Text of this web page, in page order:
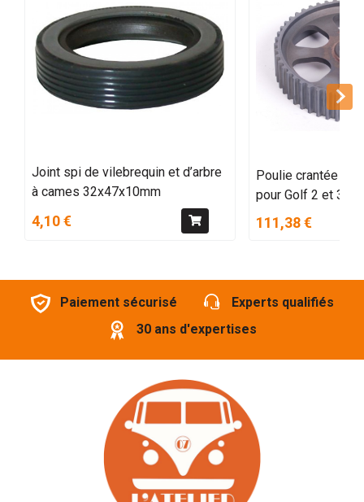
Joint spi de vilebrequin et d’arbre
à cames 32x47x10mm
4,10 €
Poulie crantée
pour Golf 2 et 3
111,38 €
Paiement sécurisé
Experts qualifiés
30 ans d'expertises